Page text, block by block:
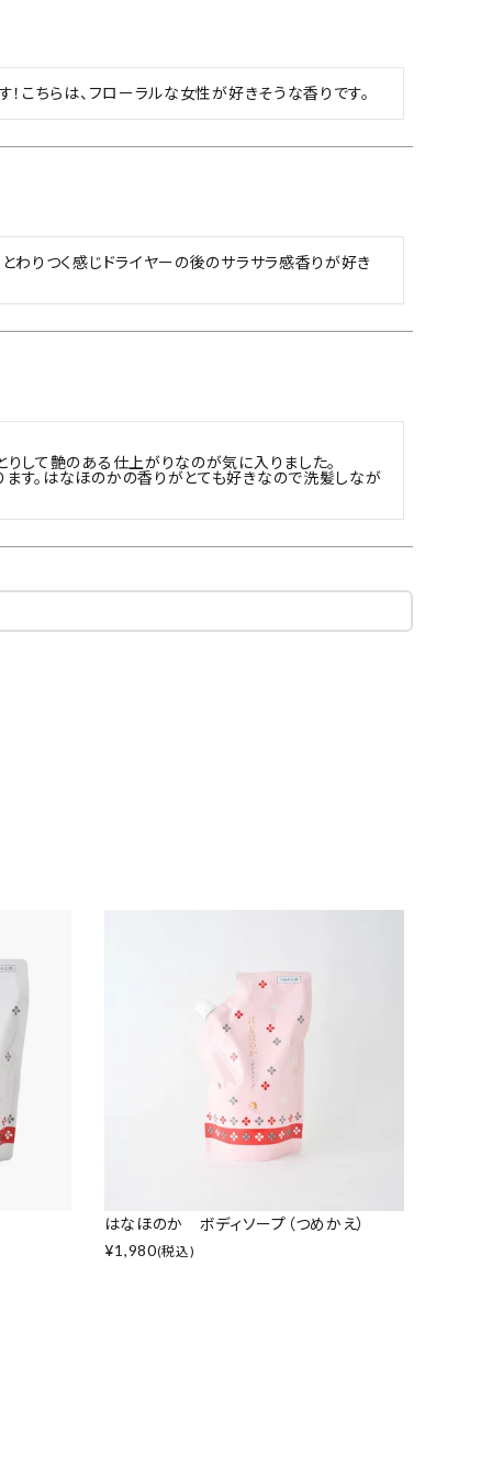
こちらは、フローラルな女性が好きそうな香りです。
わりつく感じドライヤーの後のサラサラ感香りが好き
して艶のある仕上がりなのが気に入りました。
す。はなほのかの香りがとても好きなので洗髪しなが
はなほのか ボディソープ（つめかえ）
¥1,980(税込)